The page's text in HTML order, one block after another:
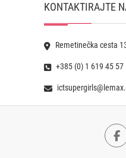
KONTAKTIRAJTE
Remetinečka cesta
+385 (0) 1 619 45 57